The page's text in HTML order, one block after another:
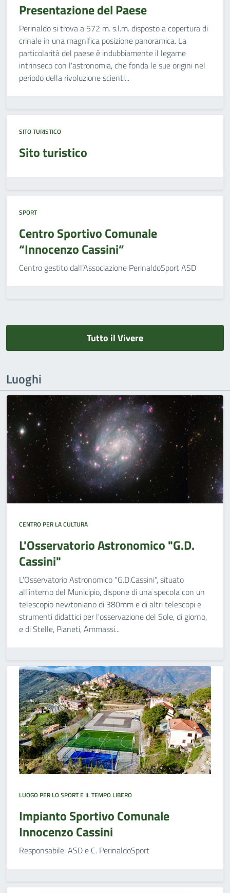
Presentazione del Paese
Perinaldo si trova a 572 m. s.l.m. disposto a copertura di
crinale in una magnifica posizione panoramica. La
particolarità del paese è indubbiamente il legame
intrinseco con l'astronomia, che fonda le sue origini nel
periodo della rivoluzione scienti...
SITO TURISTICO
Sito turistico
SPORT
Centro Sportivo Comunale
“Innocenzo Cassini”
Centro gestito dall’Associazione PerinaldoSport ASD
Tutto il Vivere
Luoghi
CENTRO PER LA CULTURA
L'Osservatorio Astronomico "G.D.
Cassini"
L'Osservatorio Astronomico "G.D.Cassini", situato
all'interno del Municipio, dispone di una specola con un
telescopio newtoniano di 380mm e di altri telescopi e
strumenti didattici per l'osservazione del Sole, di giorno,
e di Stelle, Pianeti, Ammassi...
LUOGO PER LO SPORT E IL TEMPO LIBERO
Impianto Sportivo Comunale
Innocenzo Cassini
Responsabile: ASD e C. PerinaldoSport